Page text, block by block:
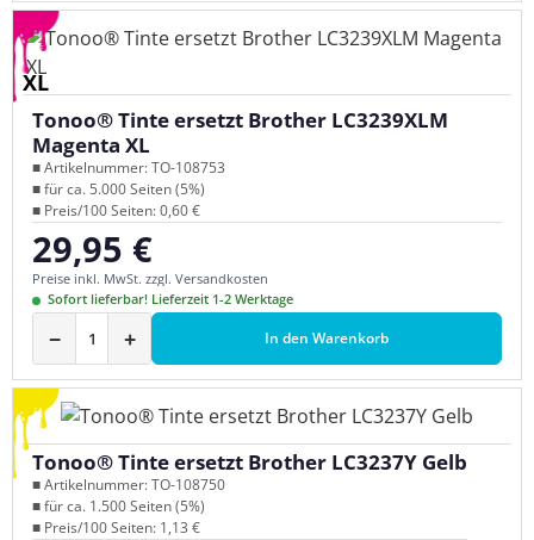
XL
Tonoo® Tinte ersetzt Brother LC3239XLM
Magenta XL
■ Artikelnummer: TO-108753
■ für ca. 5.000 Seiten (5%)
■ Preis/100 Seiten: 0,60 €
Regulärer Preis:
29,95 €
Preise inkl. MwSt. zzgl. Versandkosten
Sofort lieferbar! Lieferzeit 1-2 Werktage
− + In den Warenkorb
Tonoo® Tinte ersetzt Brother LC3237Y Gelb
■ Artikelnummer: TO-108750
■ für ca. 1.500 Seiten (5%)
■ Preis/100 Seiten: 1,13 €